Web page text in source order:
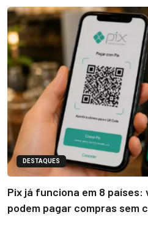
DESTAQUES
Pix já funciona em 8 países:
podem pagar compras sem